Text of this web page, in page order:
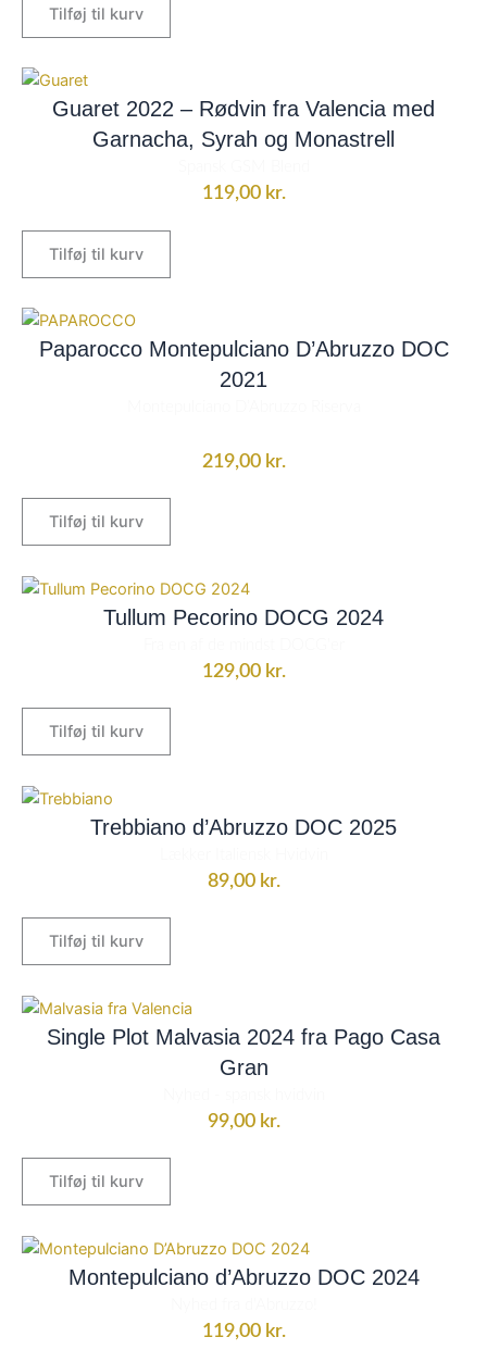
Tilføj til kurv
Guaret 2022 – Rødvin fra Valencia med
Garnacha, Syrah og Monastrell
119,00 kr.
Tilføj til kurv
Paparocco Montepulciano D’Abruzzo DOC
2021
219,00 kr.
Tilføj til kurv
Tullum Pecorino DOCG 2024
129,00 kr.
Tilføj til kurv
Trebbiano d’Abruzzo DOC 2025
89,00 kr.
Tilføj til kurv
Single Plot Malvasia 2024 fra Pago Casa
Gran
99,00 kr.
Tilføj til kurv
Montepulciano d’Abruzzo DOC 2024
119,00 kr.